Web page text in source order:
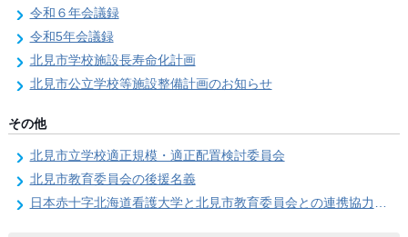
令和６年会議録
令和5年会議録
北見市学校施設長寿命化計画
北見市公立学校等施設整備計画のお知らせ
その他
北見市立学校適正規模・適正配置検討委員会
北見市教育委員会の後援名義
日本赤十字北海道看護大学と北見市教育委員会との連携協力に関する協定の締結